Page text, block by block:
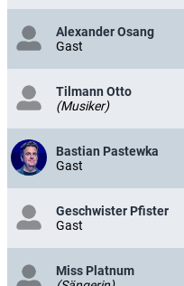
Alexander Osang
Gast
Tilmann Otto
(Musiker)
Bastian Pastewka
Gast
Geschwister Pfister
Gast
Miss Platnum